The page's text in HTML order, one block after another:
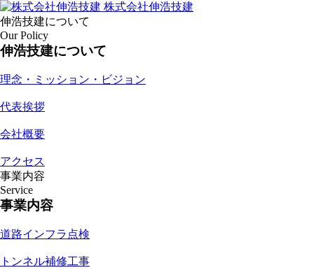
株式会社伸浩技建
伸浩技建について
Our Policy
伸浩技建について
理念・ミッション・ビジョン
代表挨拶
会社概要
アクセス
事業内容
Service
事業内容
道路インフラ点検
トンネル補修工事